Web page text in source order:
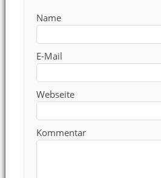
Name
E-Mail
Webseite
Kommentar